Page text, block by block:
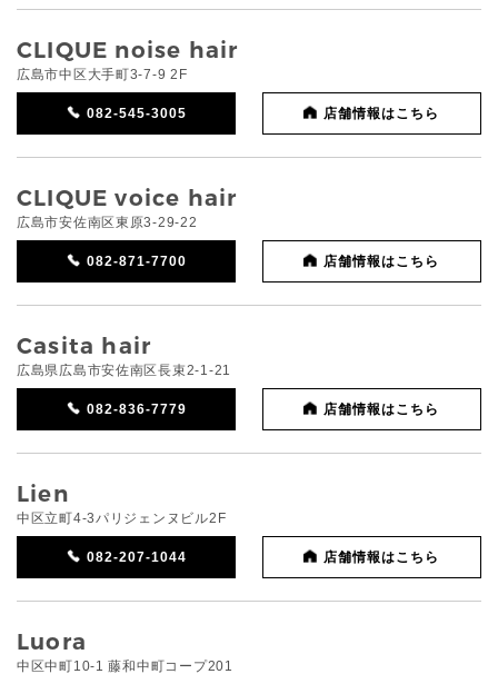
CLIQUE noise hair
広島市中区大手町3-7-9 2F
082-545-3005 店舗情報はこちら
CLIQUE voice hair
広島市安佐南区東原3-29-22
082-871-7700 店舗情報はこちら
Casita hair
広島県広島市安佐南区長束2-1-21
082-836-7779 店舗情報はこちら
Lien
中区立町4-3パリジェンヌビル2F
082-207-1044 店舗情報はこちら
Luora
中区中町10-1 藤和中町コープ201